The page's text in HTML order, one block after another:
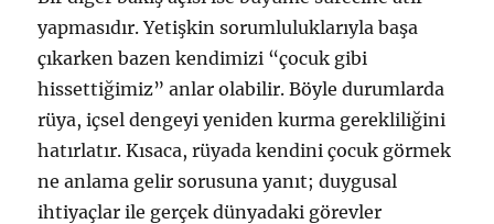
yapmasıdır. Yetişkin sorumluluklarıyla başa
çıkarken bazen kendimizi “çocuk gibi
hissettiğimiz” anlar olabilir. Böyle durumlarda
rüya, içsel dengeyi yeniden kurma gerekliliğini
hatırlatır. Kısaca, rüyada kendini çocuk görmek
ne anlama gelir sorusuna yanıt; duygusal
ihtiyaçlar ile gerçek dünyadaki görevler